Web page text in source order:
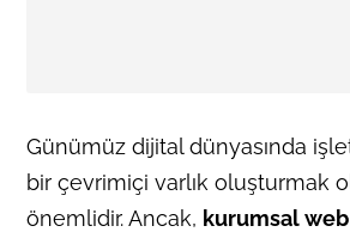
Günümüz dijital dünyasında
bir çevrimiçi varlık oluşturmak
önemlidir. Ancak, kurumsal web